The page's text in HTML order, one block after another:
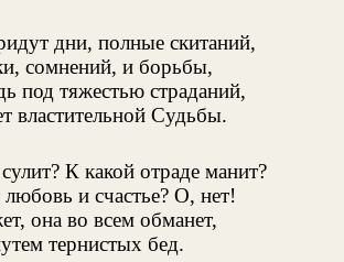
дни, полные скитаний,
сомнений, и борьбы,
под тяжестью страданий,
властительной Судьбы.
К какой отраде манит?
и счастье? О, нет!
она во всем обманет,
тернистых бед.